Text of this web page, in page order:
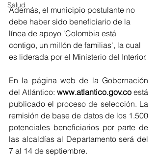
Salud
Además, el municipio postulante no
debe haber sido beneficiario de la
línea de apoyo 'Colombia está
contigo, un millón de familias', la cual
es liderada por el Ministerio del Interior.
En la página web de la Gobernación
del Atlántico: www.atlantico.gov.co está
publicado el proceso de selección. La
remisión de base de datos de los 1.500
potenciales beneficiarios por parte de
las alcaldías al Departamento será del
7 al 14 de septiembre.